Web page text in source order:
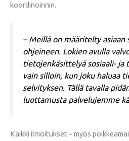
koordinoinnin.
– Meillä on määritelty asiaan
ohjeineen. Lokien avulla
tietojenkäsittelyä sosiaali- ja
vain silloin, kun joku haluaa
selvityksen. Tällä tavalla
luottamusta palvelujemme
Kaikki ilmoitukset – myös